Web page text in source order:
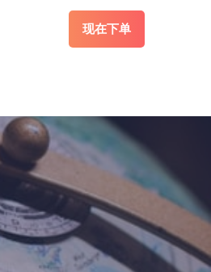
现在下单